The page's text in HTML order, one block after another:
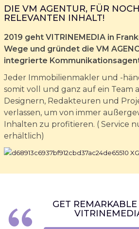
DIE VM AGENTUR, FÜR
RELEVANTEN INHALT!
2019 geht VITRINEMEDIA in
Wege und gründet die VM
integrierte
Jeder Immobilienmakler und -
somit voll und ganz auf ein Team
Designern, Redakteuren und
verlassen, um von immer
Inhalten zu profitieren. ( Service
erhältlich)
GET